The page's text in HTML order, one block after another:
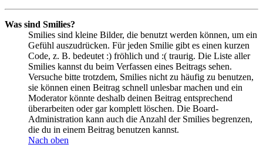
Was sind Smilies?
Smilies sind kleine Bilder, die benutzt werden können, um ein
Gefühl auszudrücken. Für jeden Smilie gibt es einen kurzen
Code, z. B. bedeutet :) fröhlich und :( traurig. Die Liste aller
Smilies kannst du beim Verfassen eines Beitrags sehen.
Versuche bitte trotzdem, Smilies nicht zu häufig zu benutzen,
sie können einen Beitrag schnell unlesbar machen und ein
Moderator könnte deshalb deinen Beitrag entsprechend
überarbeiten oder gar komplett löschen. Die Board-
Administration kann auch die Anzahl der Smilies begrenzen,
die du in einem Beitrag benutzen kannst.
Nach oben